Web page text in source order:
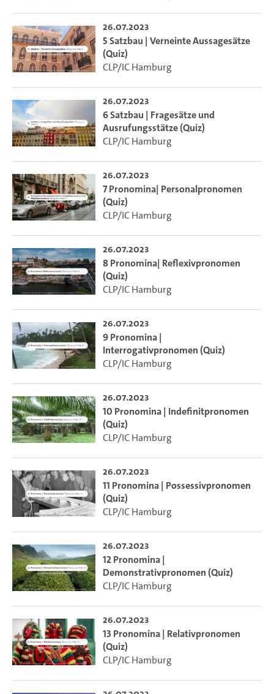
26.07.2023
5 Satzbau | Verneinte Aussagesätze
(Quiz)
CLP/IC Hamburg
26.07.2023
6 Satzbau | Fragesätze und
Ausrufungsstätze (Quiz)
CLP/IC Hamburg
26.07.2023
7 Pronomina| Personalpronomen
(Quiz)
CLP/IC Hamburg
26.07.2023
8 Pronomina| Reflexivpronomen
(Quiz)
CLP/IC Hamburg
26.07.2023
9 Pronomina |
Interrogativpronomen (Quiz)
CLP/IC Hamburg
26.07.2023
10 Pronomina | Indefinitpronomen
(Quiz)
CLP/IC Hamburg
26.07.2023
11 Pronomina | Possessivpronomen
(Quiz)
CLP/IC Hamburg
26.07.2023
12 Pronomina |
Demonstrativpronomen (Quiz)
CLP/IC Hamburg
26.07.2023
13 Pronomina | Relativpronomen
(Quiz)
CLP/IC Hamburg